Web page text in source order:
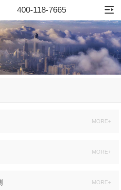
400-118-7665
MORE+
MORE+
MORE+